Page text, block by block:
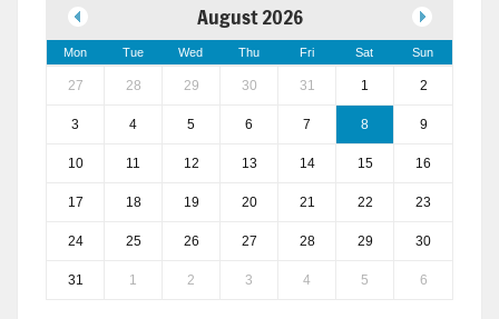
August 2026
Mon Tue Wed Thu Fri Sat Sun
27 28 29 30 31 1 2
3 4 5 6 7 8 9
10 11 12 13 14 15 16
17 18 19 20 21 22 23
24 25 26 27 28 29 30
31 1 2 3 4 5 6